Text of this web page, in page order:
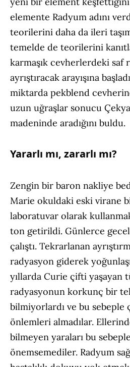
elemente Radyum adını
teorilerini daha da ileri
temelde de teorilerini
karmaşık cevherlerdeki saf
ayrıştıracak arayışına
miktarda pekblend
uzun uğraşlar sonucu
madeninde aradığını buldu.
Yararlı mı, zararlı mı?
Zengin bir baron nakliye
Marie okuldaki eski virane
laboratuvar olarak
ton getirildi. Günlerce
çalıştı. Tekrarlanan
radyasyon giderek
yıllarda Curie çifti yaşayan
radyasyonun korkunç bir
bilmiyorlardı ve bu sebeple
önlemleri almadılar.
bilmeyen yaraları bu
önemsemediler. Radyum